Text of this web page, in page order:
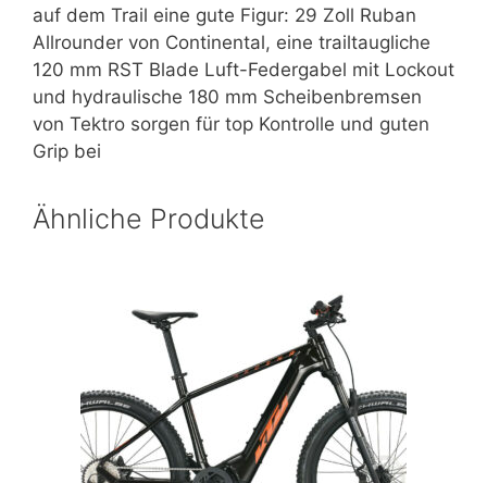
auf dem Trail eine gute Figur: 29 Zoll Ruban
Allrounder von Continental, eine trailtaugliche
120 mm RST Blade Luft-Federgabel mit Lockout
und hydraulische 180 mm Scheibenbremsen
von Tektro sorgen für top Kontrolle und guten
Grip bei
Ähnliche Produkte